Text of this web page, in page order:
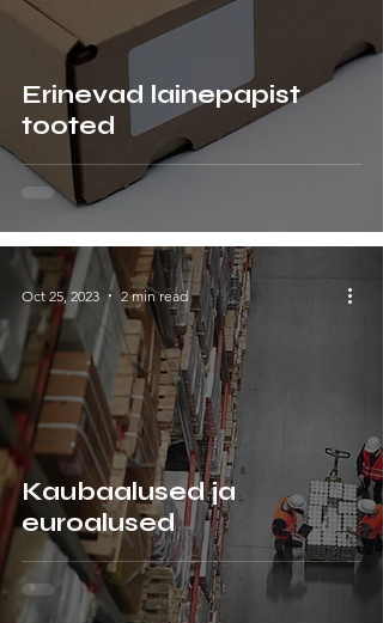
Erinevad lainepapist
tooted
Kaubaalused ja
euroalused
Oct 25, 2023 2 min read